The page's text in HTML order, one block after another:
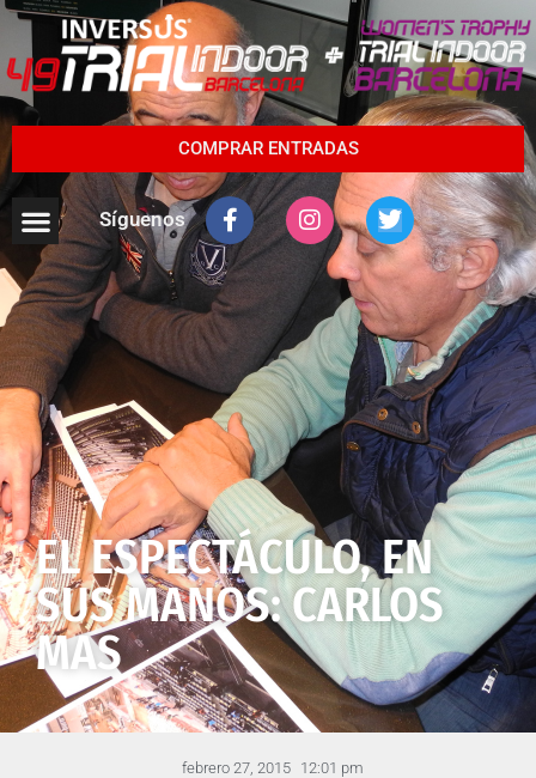
COMPRAR ENTRADAS
Síguenos
EL ESPECTÁCULO, EN
SUS MANOS: CARLOS
MAS
febrero 27, 2015 12:01 pm